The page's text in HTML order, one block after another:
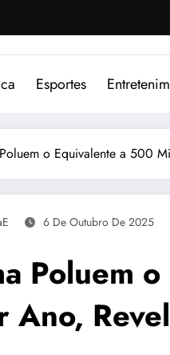
Esportes
o Equivalente a 500
6 De Outubro De 2025
Poluem